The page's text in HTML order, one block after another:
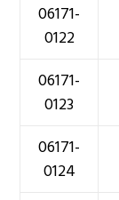
06171-
0122
06171-
0123
06171-
0124